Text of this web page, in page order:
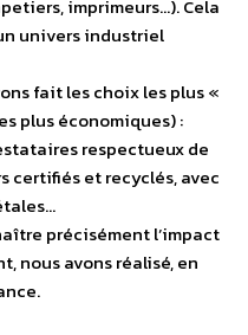
imprimeurs…). Cela
univers industriel
fait les choix les plus «
plus économiques) :
respectueux de
certifiés et recyclés, avec
précisément l’impact
nous avons réalisé, en